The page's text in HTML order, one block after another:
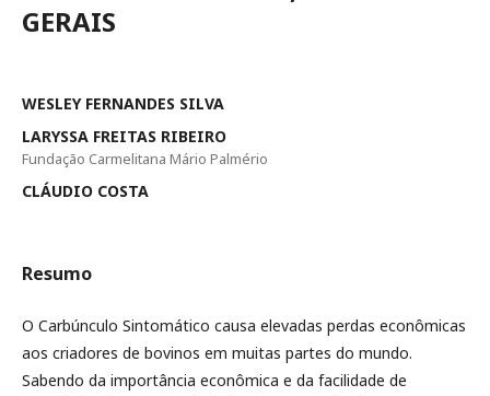
GERAIS
WESLEY FERNANDES SILVA
LARYSSA FREITAS RIBEIRO
Fundação Carmelitana Mário Palmério
CLÁUDIO COSTA
Resumo
O Carbúnculo Sintomático causa elevadas perdas econômicas
aos criadores de bovinos em muitas partes do mundo.
Sabendo da importância econômica e da facilidade de